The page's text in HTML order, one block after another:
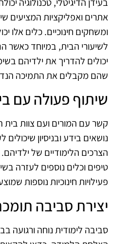
אתרים ואפליקציות המציעים
ומשחקים חינוכיים. כלים אלו
לשיעורי הבית, במיוחד כאשר
יכולים להדריך את ילדיהם
שהם מקבלים את התמיכה
שיתוף פעולה עם
קשר עם המורים ועם צוות בית
נושאים בידע ובניסיון
הצרכים הלימודיים של ילדיהם.
טיפים וכלים נוספים לעזרה
פעילויות חינוכיות נוספות
יצירת סביבה
סביבה לימודית נוחה ורגועה